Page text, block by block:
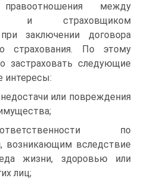
между
и страховщиком
заключении договора
страхования. По этому
застраховать следующие
интересы:
или повреждения
по
возникающим вследствие
жизни, здоровью или
лиц;